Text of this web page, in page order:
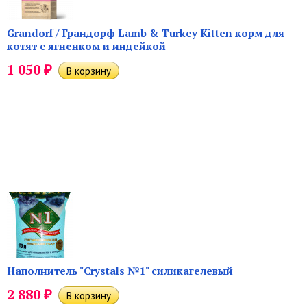
Grandorf / Грандорф Lamb & Turkey Kitten корм для
котят с ягненком и индейкой
1 050₽
Наполнитель "Crystals №1" силикагелевый
2 880₽